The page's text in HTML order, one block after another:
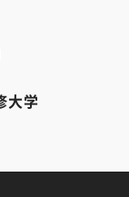
大学